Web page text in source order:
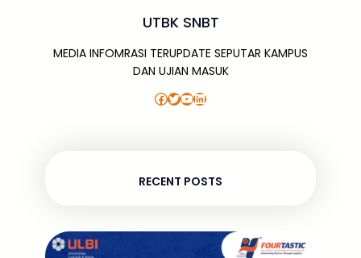
UTBK SNBT
MEDIA INFOMRASI TERUPDATE SEPUTAR KAMPUS
DAN UJIAN MASUK
Facebook Twitter YouTube LinkedIn
RECENT POSTS